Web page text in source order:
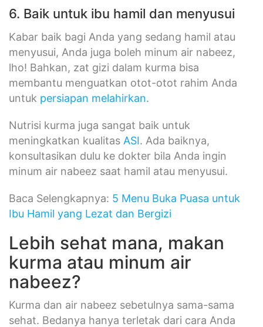
6. Baik untuk ibu hamil dan menyusui
Kabar baik bagi Anda yang sedang hamil atau
menyusui, Anda juga boleh minum air nabeez,
lho! Bahkan, zat gizi dalam kurma bisa
membantu menguatkan otot-otot rahim Anda
untuk persiapan melahirkan.
Nutrisi kurma juga sangat baik untuk
meningkatkan kualitas ASI. Ada baiknya,
konsultasikan dulu ke dokter bila Anda ingin
minum air nabeez saat hamil atau menyusui.
Baca Selengkapnya: 5 Menu Buka Puasa untuk
Ibu Hamil yang Lezat dan Bergizi
Lebih sehat mana, makan
kurma atau minum air
nabeez?
Kurma dan air nabeez sebetulnya sama-sama
sehat. Bedanya hanya terletak dari cara Anda